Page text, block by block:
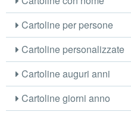
Cartoline per persone
Cartoline personalizzate
Cartoline auguri anni
Cartoline giorni anno